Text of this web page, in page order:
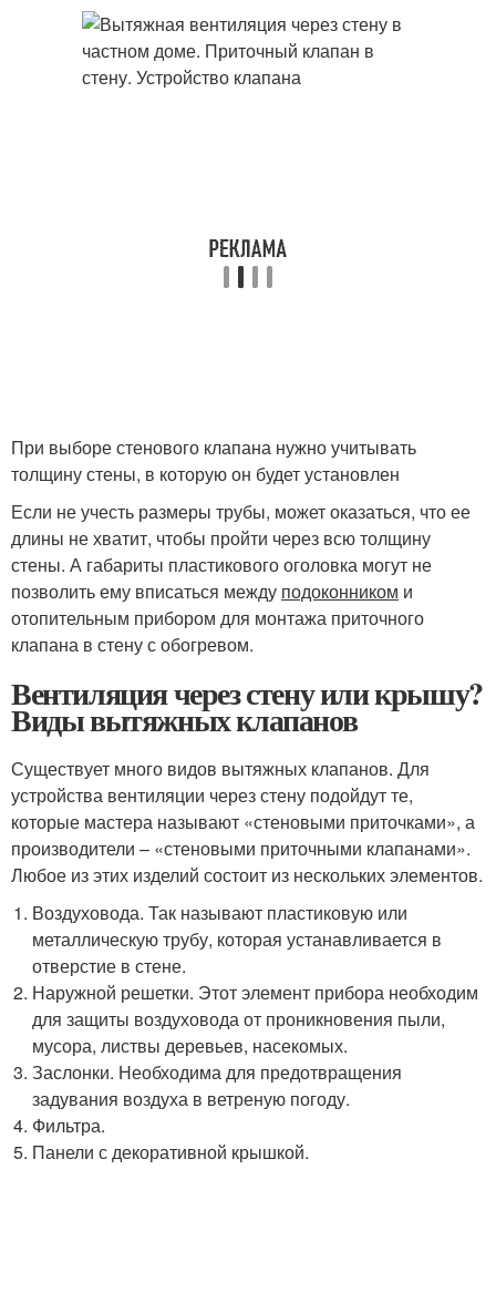
При выборе стенового клапана нужно учитывать
толщину стены, в которую он будет установлен
Если не учесть размеры трубы, может оказаться, что ее
длины не хватит, чтобы пройти через всю толщину
стены. А габариты пластикового оголовка могут не
позволить ему вписаться между подоконником и
отопительным прибором для монтажа приточного
клапана в стену с обогревом.
Вентиляция через стену или крышу?
Виды вытяжных клапанов
Существует много видов вытяжных клапанов. Для
устройства вентиляции через стену подойдут те,
которые мастера называют «стеновыми приточками», а
производители – «стеновыми приточными клапанами».
Любое из этих изделий состоит из нескольких элементов.
Воздуховода. Так называют пластиковую или
металлическую трубу, которая устанавливается в
отверстие в стене.
Наружной решетки. Этот элемент прибора необходим
для защиты воздуховода от проникновения пыли,
мусора, листвы деревьев, насекомых.
Заслонки. Необходима для предотвращения
задувания воздуха в ветреную погоду.
Фильтра.
Панели с декоративной крышкой.